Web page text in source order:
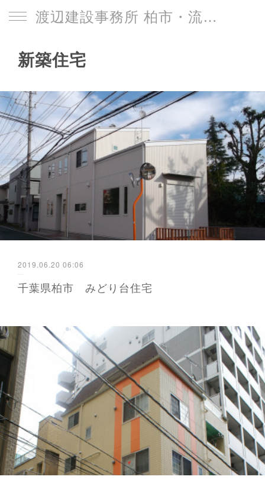
渡辺建設事務所 柏市・流山市
新築住宅
2019.06.20 06:06
千葉県柏市 みどり台住宅